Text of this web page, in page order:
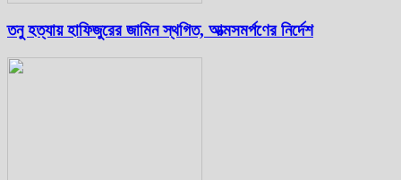
তনু হত্যায় হাফিজুরের জামিন স্থগিত, আত্মসমর্পণের নির্দেশ